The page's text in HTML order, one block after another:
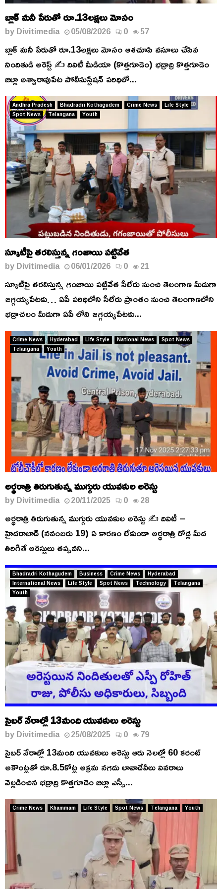
బ్లాక్ మనీ పేరుతో రూ.13లక్షలు మోసం
byDivitimedia 05/08/2026 0 57
బ్లాక్ మనీ పేరుతో రూ.13లక్షలు మోసం ఆశచూపి వసూలు చేసిన
నిందితుడి అరెస్ట్ ✍️ దివిటీ మీడియా (కొత్తగూడెం) భద్రాద్రి కొత్తగూడెం
జిల్లా అశ్వారావుపేట పోలీసుస్టేషన్ పరిధిలో...
Andhra Pradesh Bhadradri Kothagudem Crime News
Life Style
Spot News
Telangana Youth
స్కూటీపై తరలిస్తున్న గంజాయి పట్టివేత
byDivitimedia 06/01/2026 0 21
స్కూటీపై తరలిస్తున్న గంజాయి పట్టివేత సీలేరు నుంచి తెలంగాణ మీదుగా
జగ్గయ్యపేటకు… ఏపీ పరిధిలోని సీలేరు ప్రాంతం నుంచి తెలంగాణలోని
భద్రాచలం మీదుగా ఏపీ లోని జగ్గయ్యపేటకు...
Crime News Hyderabad Life Style National News
Spot News
Telangana
Youth
అర్థరాత్రి తిరుగుతున్న ముగ్గురు యువకుల అరెస్టు
byDivitimedia 20/11/2025 0 28
అర్థరాత్రి తిరుగుతున్న ముగ్గురు యువకుల అరెస్టు ✍️ దివిటీ –
హైదరాబాద్ (నవంబరు 19) ఏ కారణం లేకుండా అర్ధరాత్రి రోడ్ల మీద
తిరిగితే అరెస్టులు తప్పవని...
Bhadradri Kothagudem Business Crime News
Hyderabad
International News
Life Style Spot News Technology
Telangana
Youth
సైబర్ నేరాల్లో 13మంది యువకులు అరెస్టు
byDivitimedia 25/08/2025 0 79
సైబర్ నేరాల్లో 13మంది యువకులు అరెస్టు ఆరు నెలల్లో 60 కరంట్
అకౌంట్లతో రూ.8.5కోట్ల అక్రమ నగదు లావాదేవీలు వివరాలు
వెల్లడించిన భద్రాద్రి కొత్తగూడెం జిల్లా ఎస్పీ...
Crime News Khammam Life Style Spot News Telangana Youth